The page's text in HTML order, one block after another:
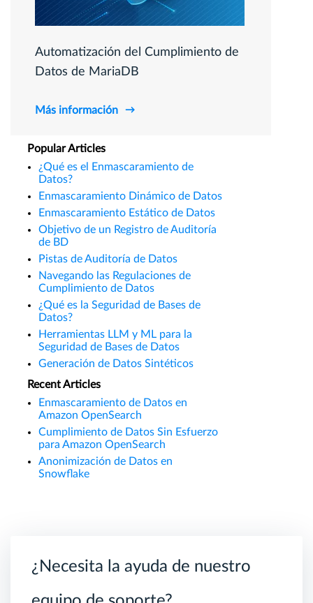
Automatización del Cumplimiento de
Datos de MariaDB
Más información
Popular Articles
¿Qué es el Enmascaramiento de
Datos?
Enmascaramiento Dinámico de Datos
Enmascaramiento Estático de Datos
Objetivo de un Registro de Auditoría
de BD
Pistas de Auditoría de Datos
Navegando las Regulaciones de
Cumplimiento de Datos
¿Qué es la Seguridad de Bases de
Datos?
Herramientas LLM y ML para la
Seguridad de Bases de Datos
Generación de Datos Sintéticos
Recent Articles
Enmascaramiento de Datos en
Amazon OpenSearch
Cumplimiento de Datos Sin Esfuerzo
para Amazon OpenSearch
Anonimización de Datos en
Snowflake
¿Necesita la ayuda de nuestro